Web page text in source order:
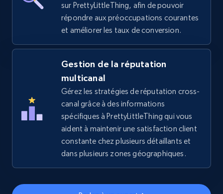
Seller reviews, Breadcrumbs, Root category, and
358+ Commencer
eBay - Gather data on products using
Seller reviews, Breadcrumbs, Root category, and
sur PrettyLittleThing, afin de pouvoir
répondre aux préoccupations courantes
et améliorer les taux de conversion.
Gestion de la réputation
multicanal
Gérez les stratégies de réputation cross-
canal grâce à des informations
spécifiques à PrettyLittleThing qui vous
aident à maintenir une satisfaction client
constante chez plusieurs détaillants et
dans plusieurs zones géographiques.